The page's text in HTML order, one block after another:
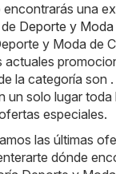
una
Deporte y Moda
y Moda de
actuales
la categoría son
un solo lugar
especiales.
las últimas
dónde